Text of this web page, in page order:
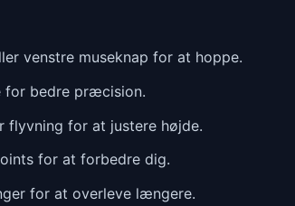
venstre museknap for at hoppe.
for bedre præcision.
flyvning for at justere højde.
for at forbedre dig.
for at overleve længere.